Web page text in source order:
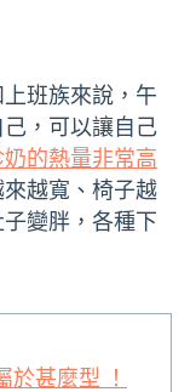
班族來說，午
，可以讓自己
奶的熱量非常高
越寬、椅子越
變胖，各種下
甚麼型 ！